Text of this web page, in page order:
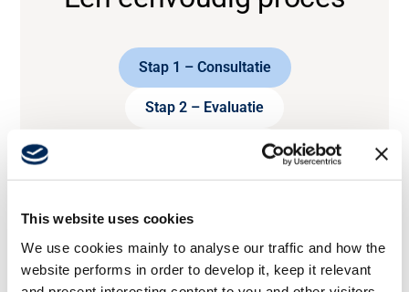
This website uses cookies
We use cookies mainly to analyse our traffic and how the
website performs in order to develop it, keep it relevant
Stap 1 – Consultatie
Stap 2 – Evaluatie
Stap 3 – Levering